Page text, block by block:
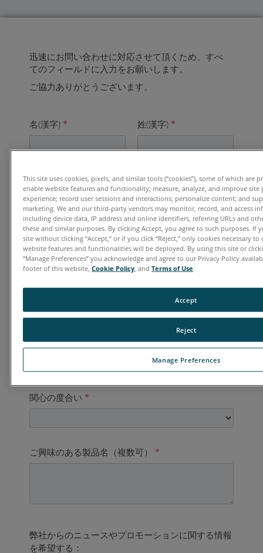
迅速にお問い合わせに対応させて頂くため、すべ
てのフィールドに入力をお願いします。
ご協力ありがとうございます。
名(漢字) * 姓(漢字) *
電子メールアドレス *
ご勤務先*
国*
ご連絡先電話番号*
関心の度合い *
ご興味のある製品名（複数可） *
This site uses cookies, pixels, and similar tools (“cookies”), some of which are
enable website features and functionality; measure, analyze, and improve site
experience; record user sessions and interactions; personalize content; and
marketing. We and our third-party vendors may monitor, record, and access
including device data, IP address and online identifiers, referring URLs and
these and similar purposes. By clicking Accept, you agree to such purposes. If
site without clicking “Accept,” or if you click “Reject,” only cookies necessary
website features and functionalities will be deployed. By using this site or
“Manage Preferences” you acknowledge and agree to our Privacy Policy
footer of this website, Cookie Policy , and Terms of Use.
Manage Preferences
Reject
Accept